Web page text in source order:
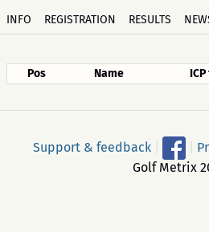
INFO REGISTRATION RESULTS
Pos Name
Support & feedback
Golf Metrix